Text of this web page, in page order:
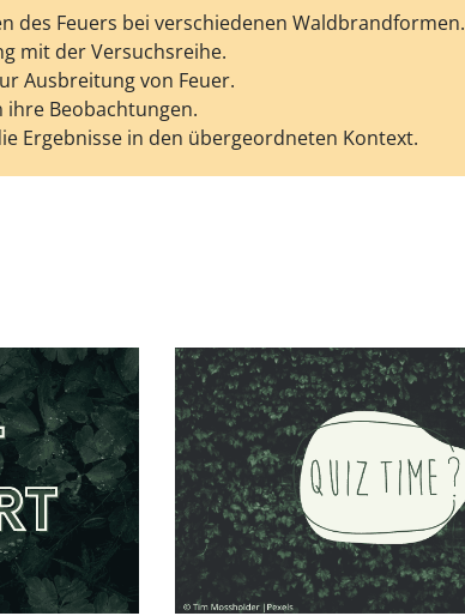
des Feuers bei verschiedenen Waldbrandformen.
mit der Versuchsreihe.
Ausbreitung von Feuer.
Beobachtungen.
Ergebnisse in den übergeordneten Kontext.